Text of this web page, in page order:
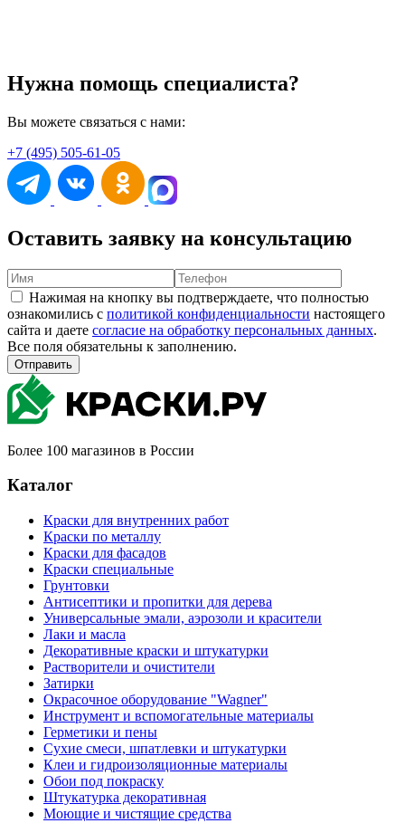
Нужна помощь специалиста?
Вы можете связаться с нами:
+7 (495) 505-61-05
Оставить заявку на консультацию
Нажимая на кнопку вы подтверждаете, что полностью
ознакомились с политикой конфиденциальности настоящего
сайта и даете согласие на обработку персональных данных.
Все поля обязательны к заполнению.
Отправить
Более 100 магазинов в России
Каталог
Краски для внутренних работ
Краски по металлу
Краски для фасадов
Краски специальные
Грунтовки
Антисептики и пропитки для дерева
Универсальные эмали, аэрозоли и красители
Лаки и масла
Декоративные краски и штукатурки
Растворители и очистители
Затирки
Окрасочное оборудование "Wagner"
Инструмент и вспомогательные материалы
Герметики и пены
Сухие смеси, шпатлевки и штукатурки
Клеи и гидроизоляционные материалы
Обои под покраску
Штукатурка декоративная
Моющие и чистящие средства